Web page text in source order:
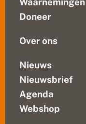
nachtvlinderval
Doneer
Over ons
Nieuws
Nieuwsbrief
Agenda
Webshop